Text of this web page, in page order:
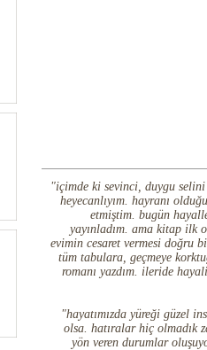
"içimde ki sevinci, duygu
heyecanlıyım. hayranı
etmiştim. bugün
yayınladım. ama kitap ilk
evimin cesaret vermesi doğru
tüm tabulara, geçmeye
romanı yazdım. ileride
"hayatımızda yüreği güzel
olsa. hatıralar hiç olmadık
yön veren durumlar